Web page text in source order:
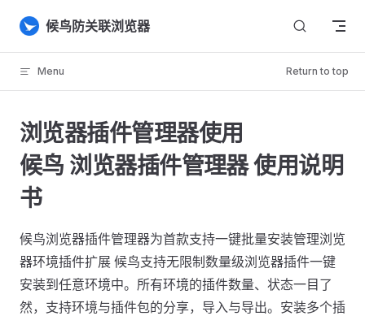
Skip to content
候鸟防关联浏览器
Menu Return to top
浏览器插件管理器使用
候鸟 浏览器插件管理器 使用说明
书
候鸟浏览器插件管理器为首款支持一键批量安装管理浏览
器环境插件扩展 候鸟支持无限制数量级浏览器插件一键
安装到任意环境中。所有环境的插件数量、状态一目了
然，支持环境与插件包的分享，导入与导出。安装多个插